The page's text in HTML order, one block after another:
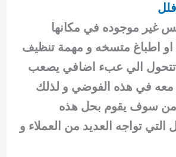
غير موجوده في مكانها
او اطباغ متسخه و مهمة تنظيف
تتحول الي عبء اضافي يصعب
معه في هذه الفوضي و لذلك
سوف يقوم بحل هذه
التي تواجه العديد من العملاء و